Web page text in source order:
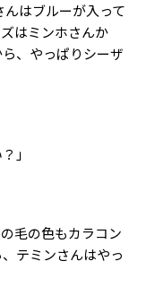
はブルーが入って
はミンホさんか
、やっぱりシーザ
」
毛の色もカラコン
テミンさんはやっ